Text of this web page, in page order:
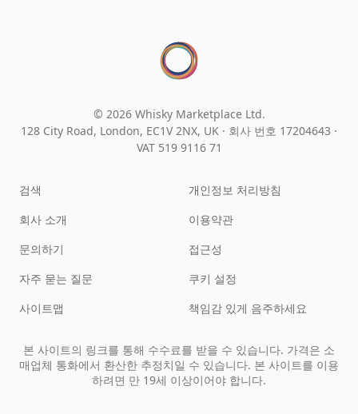
© 2026 Whisky Marketplace Ltd.
128 City Road, London, EC1V 2NX, UK · 회사 번호 17204643 ·
VAT 519 9116 71
검색
회사 소개
문의하기
자주 묻는 질문
사이트맵
개인정보 처리방침
이용약관
접근성
쿠키 설정
책임감 있게 음주하세요
본 사이트의 링크를 통해 수수료를 받을 수 있습니다. 가격은 소
매업체 통화에서 환산한 추정치일 수 있습니다. 본 사이트를 이용
하려면 만 19세 이상이어야 합니다.